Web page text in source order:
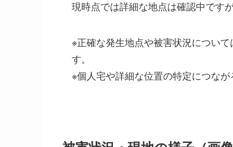
現時点では詳細な地点は確認中です
※正確な発生地点や被害状況につい
す。
※個人宅や詳細な位置の特定につな